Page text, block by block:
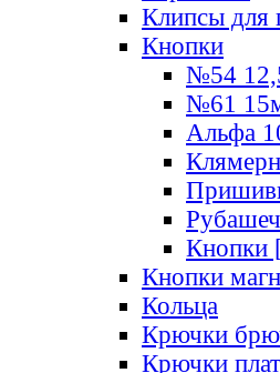
Клипсы для
Кнопки
№54
№61
Альфа
Кнопки
Кнопки
Кольца
Крючки
Крючки